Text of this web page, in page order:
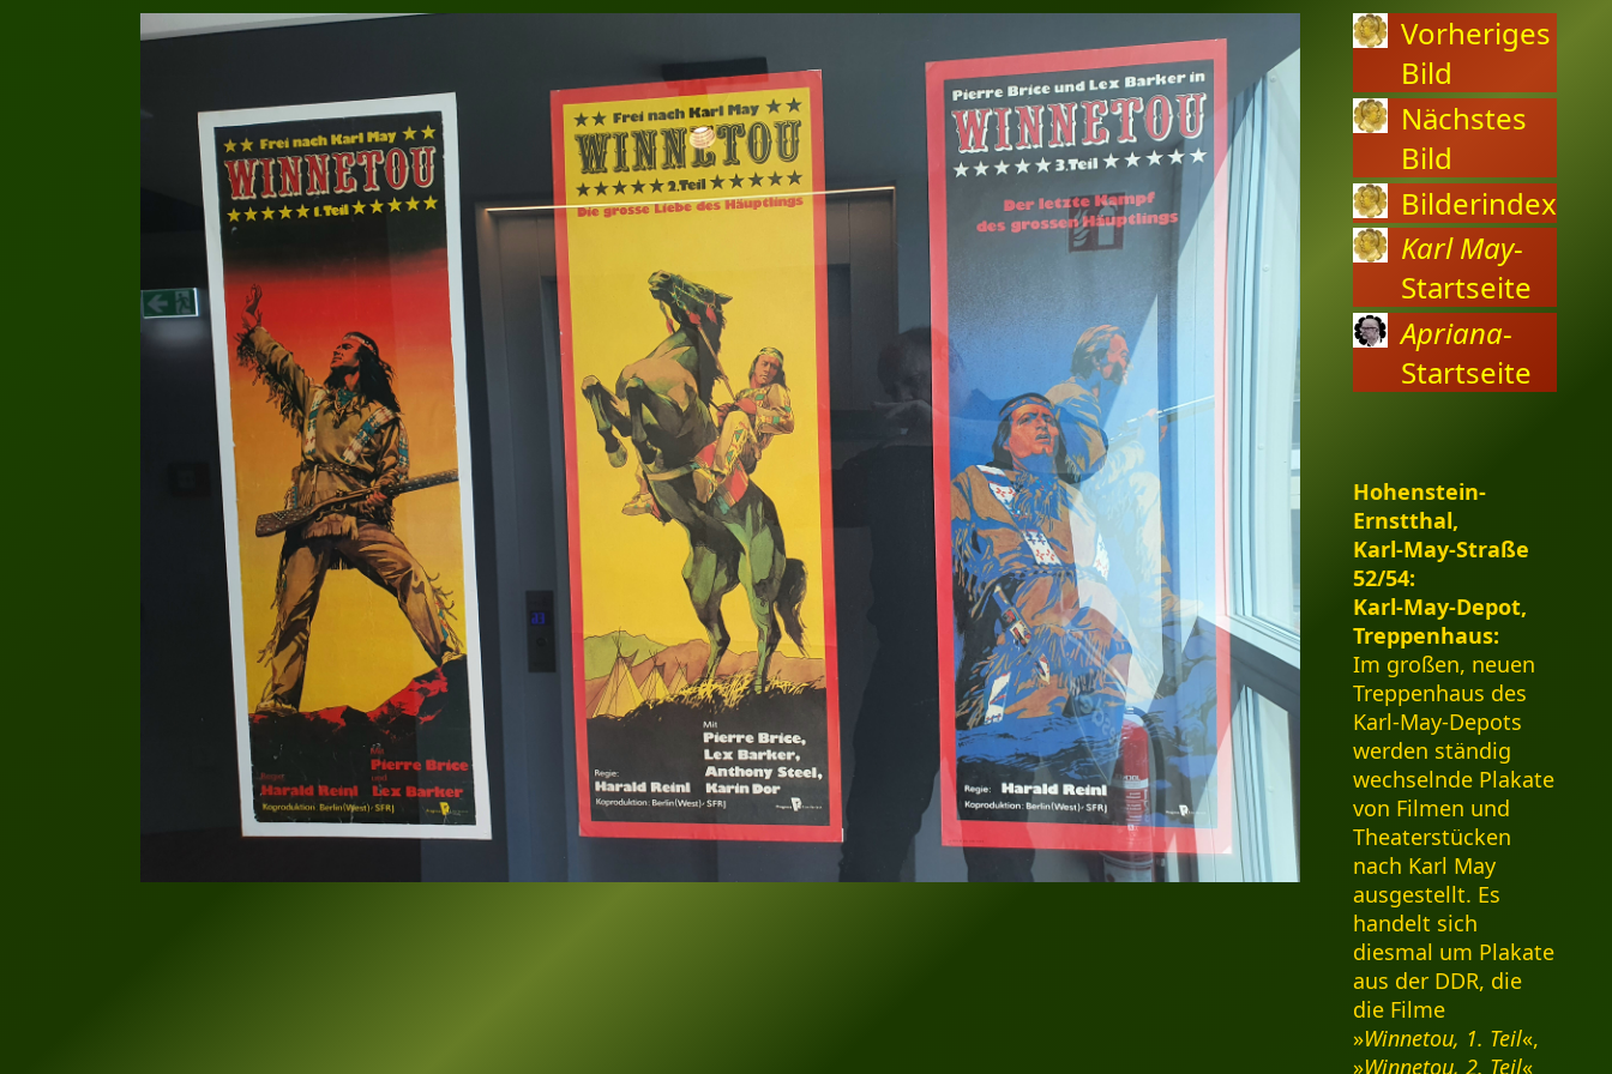
Vorheriges
Bild
Nächstes
Bild
Bilderindex
Karl May-
Startseite
Apriana-
Startseite
Hohenstein-
Ernstthal,
Karl-May-Straße
52/54:
Karl-May-Depot,
Treppenhaus:
Im großen, neuen
Treppenhaus des
Karl-May-Depots
werden ständig
wechselnde Plakate
von Filmen und
Theaterstücken
nach Karl May
ausgestellt. Es
handelt sich
diesmal um Plakate
aus der DDR, die
die Filme
»Winnetou, 1. Teil«,
»Winnetou, 2. Teil«